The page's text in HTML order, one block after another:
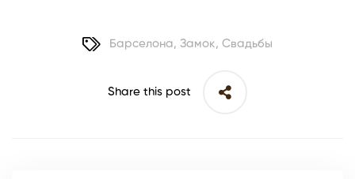
Барселона, Замок, Свадьбы
Share this post